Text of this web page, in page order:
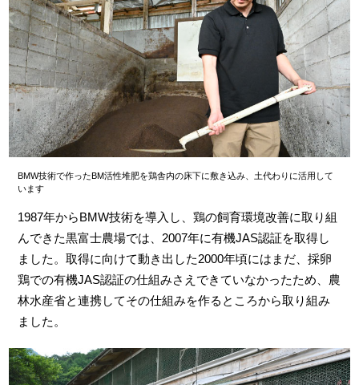
BMW技術で作ったBM活性堆肥を鶏舎内の床下に敷き込み、土代わりに活用して
います
1987年からBMW技術を導入し、鶏の飼育環境改善に取り組
んできた黒富士農場では、2007年に有機JAS認証を取得し
ました。取得に向けて動き出した2000年頃にはまだ、採卵
鶏での有機JAS認証の仕組みさえできていなかったため、農
林水産省と連携してその仕組みを作るところから取り組み
ました。